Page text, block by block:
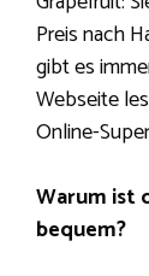
Preis nach
gibt es
Webseite
Online-
Warum ist
bequem?